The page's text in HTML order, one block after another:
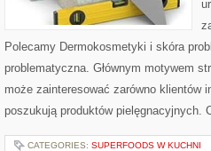
Polecamy Dermokosmetyki i skóra
problematyczna. Głównym motywem
może zainteresować zarówno klientów
poszukują produktów pielęgnacyjnych.
CATEGORIES: SUPERFOODS W KUCHNI